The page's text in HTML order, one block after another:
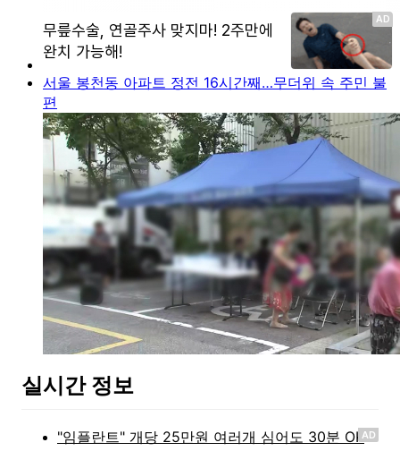
서울 봉천동 아파트 정전 16시간째…무더위 속 주민 불
편
실시간 정보
AD